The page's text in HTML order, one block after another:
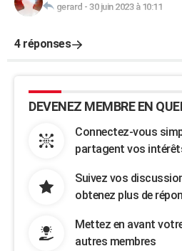
gerard - 30 juin 2023 à 10:11
4 réponses
DEVENEZ MEMBRE EN
Connectez-vous
partagent vos
Suivez vos
obtenez plus de
Mettez en avant
autres membres